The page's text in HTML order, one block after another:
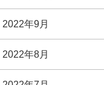
2022年9月
2022年8月